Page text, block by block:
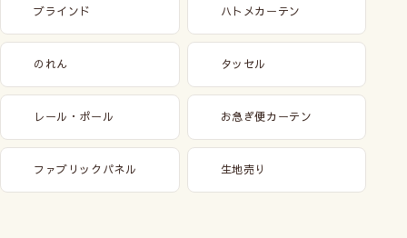
ブラインド ハトメカーテン
のれん タッセル
レール・ポール お急ぎ便カーテン
ファブリックパネル 生地売り